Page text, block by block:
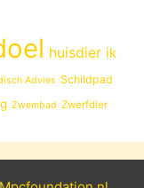
huisdier ik
Advies Schildpad
Zwembad Zwerfdier